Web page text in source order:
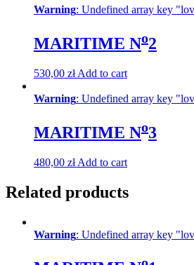
Warning: Undefined array key
MARITIME No2
530,00 zł Add to cart
Warning: Undefined array key
MARITIME No3
480,00 zł Add to cart
Related products
Warning: Undefined array key